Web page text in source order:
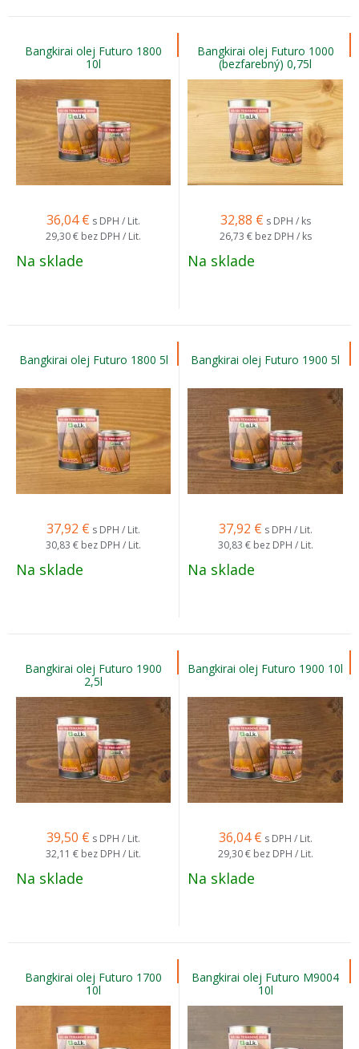
Bangkirai olej Futuro 1800
10l
36,04 € s DPH / Lit.
29,30 € bez DPH / Lit.
Na sklade
Bangkirai olej Futuro 1000
(bezfarebný) 0,75l
32,88 € s DPH / ks
26,73 € bez DPH / ks
Na sklade
Bangkirai olej Futuro 1800 5l
37,92 € s DPH / Lit.
30,83 € bez DPH / Lit.
Na sklade
Bangkirai olej Futuro 1900 5l
37,92 € s DPH / Lit.
30,83 € bez DPH / Lit.
Na sklade
Bangkirai olej Futuro 1900
2,5l
39,50 € s DPH / Lit.
32,11 € bez DPH / Lit.
Na sklade
Bangkirai olej Futuro 1900 10l
36,04 € s DPH / Lit.
29,30 € bez DPH / Lit.
Na sklade
Bangkirai olej Futuro 1700
10l
Bangkirai olej Futuro M9004
10l